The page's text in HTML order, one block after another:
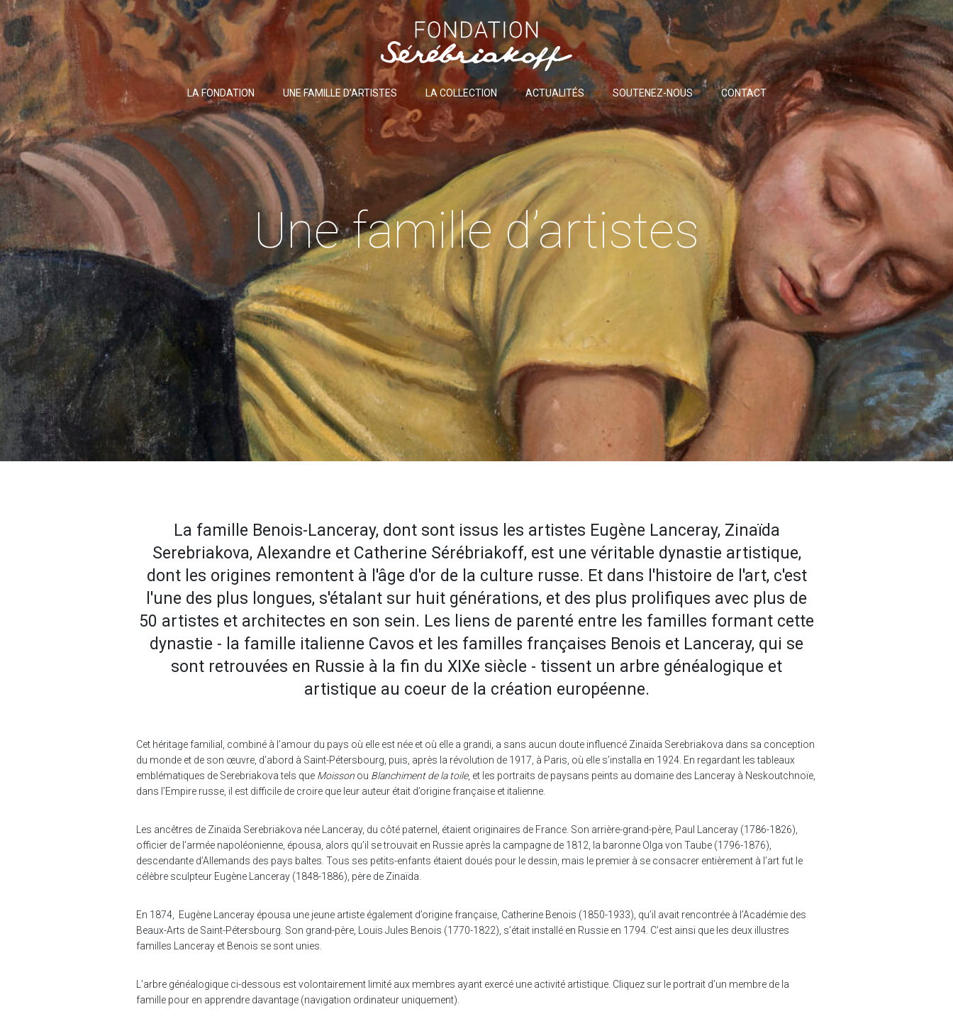
LA FONDATION UNE FAMILLE D’ARTISTES LA COLLECTION ACTUALITÉS SOUTENEZ-NOUS CONTACT
Une famille d’artistes
La famille Benois-Lanceray, dont sont issus les artistes Eugène Lanceray, Zinaïda
Serebriakova, Alexandre et Catherine Sérébriakoff, est une véritable dynastie artistique,
dont les origines remontent à l'âge d'or de la culture russe. Et dans l'histoire de l'art, c'est
l'une des plus longues, s'étalant sur huit générations, et des plus prolifiques avec plus de
50 artistes et architectes en son sein. Les liens de parenté entre les familles formant cette
dynastie - la famille italienne Cavos et les familles françaises Benois et Lanceray, qui se
sont retrouvées en Russie à la fin du XIXe siècle - tissent un arbre généalogique et
artistique au coeur de la création européenne.
Cet héritage familial, combiné à l’amour du pays où elle est née et où elle a grandi, a sans aucun doute influencé Zinaïda Serebriakova dans sa conception
du monde et de son œuvre, d’abord à Saint-Pétersbourg, puis, après la révolution de 1917, à Paris, où elle s’installa en 1924. En regardant les tableaux
emblématiques de Serebriakova tels que Moisson ou Blanchiment de la toile, et les portraits de paysans peints au domaine des Lanceray à Neskoutchnoïe,
dans l’Empire russe, il est difficile de croire que leur auteur était d’origine française et italienne.
Les ancêtres de Zinaïda Serebriakova née Lanceray, du côté paternel, étaient originaires de France. Son arrière-grand-père, Paul Lanceray (1786-1826),
officier de l’armée napoléonienne, épousa, alors qu’il se trouvait en Russie après la campagne de 1812, la baronne Olga von Taube (1796-1876),
descendante d’Allemands des pays baltes. Tous ses petits-enfants étaient doués pour le dessin, mais le premier à se consacrer entièrement à l’art fut le
célèbre sculpteur Eugène Lanceray (1848-1886), père de Zinaïda.
En 1874, Eugène Lanceray épousa une jeune artiste également d’origine française, Catherine Benois (1850-1933), qu’il avait rencontrée à l’Académie des
Beaux-Arts de Saint-Pétersbourg. Son grand-père, Louis Jules Benois (1770-1822), s’était installé en Russie en 1794. C’est ainsi que les deux illustres
familles Lanceray et Benois se sont unies.
L’arbre généalogique ci-dessous est volontairement limité aux membres ayant exercé une activité artistique. Cliquez sur le portrait d’un membre de la
famille pour en apprendre davantage (navigation ordinateur uniquement).